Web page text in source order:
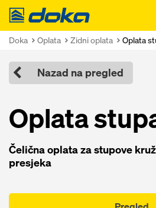
Doka
Doka Oplata Zidni oplata Oplata
Nazad na pregled
Oplata
Čelična oplata za stupove
presjeka